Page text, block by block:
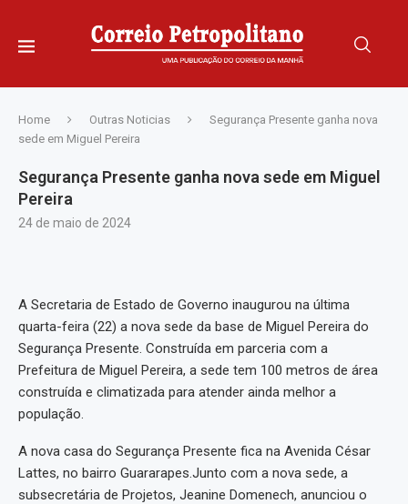
Home Outras Noticias
Segurança Presente ganha nova
sede em Miguel Pereira
Segurança Presente ganha nova sede em Miguel
Pereira
24 de maio de 2024
A Secretaria de Estado de Governo inaugurou na última
quarta-feira (22) a nova sede da base de Miguel Pereira do
Segurança Presente. Construída em parceria com a
Prefeitura de Miguel Pereira, a sede tem 100 metros de área
construída e climatizada para atender ainda melhor a
população.
A nova casa do Segurança Presente fica na Avenida César
Lattes, no bairro Guararapes.Junto com a nova sede, a
subsecretária de Projetos, Jeanine Domenech, anunciou o